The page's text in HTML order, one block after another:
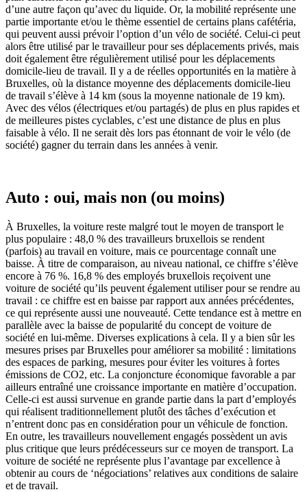
d’une autre façon qu’avec du liquide. Or, la mobilité représente une
partie importante et/ou le thème essentiel de certains plans cafétéria,
qui peuvent aussi prévoir l’option d’un vélo de société. Celui-ci peut
alors être utilisé par le travailleur pour ses déplacements privés, mais
doit également être régulièrement utilisé pour les déplacements
domicile-lieu de travail. Il y a de réelles opportunités en la matière à
Bruxelles, où la distance moyenne des déplacements domicile-lieu
de travail s’élève à 14 km (sous la moyenne nationale de 19 km).
Avec des vélos (électriques et/ou partagés) de plus en plus rapides et
de meilleures pistes cyclables, c’est une distance de plus en plus
faisable à vélo. Il ne serait dès lors pas étonnant de voir le vélo (de
société) gagner du terrain dans les années à venir.
Auto : oui, mais non (ou moins)
À Bruxelles, la voiture reste malgré tout le moyen de transport le
plus populaire : 48,0 % des travailleurs bruxellois se rendent
(parfois) au travail en voiture, mais ce pourcentage connaît une
baisse. À titre de comparaison, au niveau national, ce chiffre s’élève
encore à 76 %. 16,8 % des employés bruxellois reçoivent une
voiture de société qu’ils peuvent également utiliser pour se rendre au
travail : ce chiffre est en baisse par rapport aux années précédentes,
ce qui représente aussi une nouveauté. Cette tendance est à mettre en
parallèle avec la baisse de popularité du concept de voiture de
société en lui-même. Diverses explications à cela. Il y a bien sûr les
mesures prises par Bruxelles pour améliorer sa mobilité : limitations
des espaces de parking, mesures pour éviter les voitures à fortes
émissions de CO2, etc. La conjoncture économique favorable a par
ailleurs entraîné une croissance importante en matière d’occupation.
Celle-ci est aussi survenue en grande partie dans la part d’employés
qui réalisent traditionnellement plutôt des tâches d’exécution et
n’entrent donc pas en considération pour un véhicule de fonction.
En outre, les travailleurs nouvellement engagés possèdent un avis
plus critique que leurs prédécesseurs sur ce moyen de transport. La
voiture de société ne représente plus l’avantage par excellence à
obtenir au cours de ‘négociations’ relatives aux conditions de salaire
et de travail.